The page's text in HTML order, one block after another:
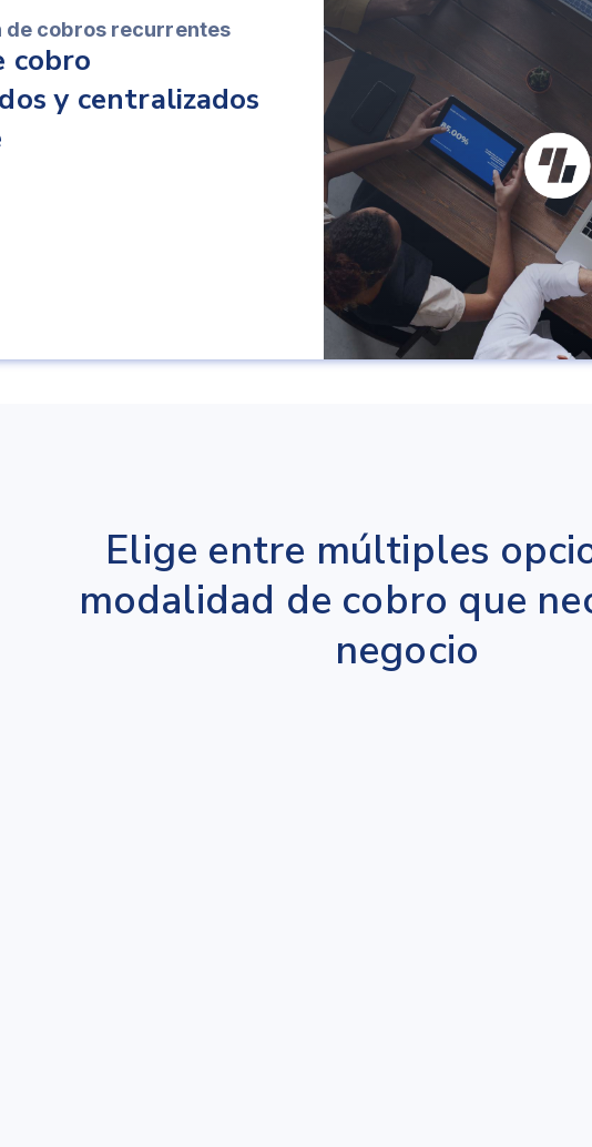
cobros recurrentes
cobro
y centralizados
Elige entre múltiples
modalidad de cobro que
negocio